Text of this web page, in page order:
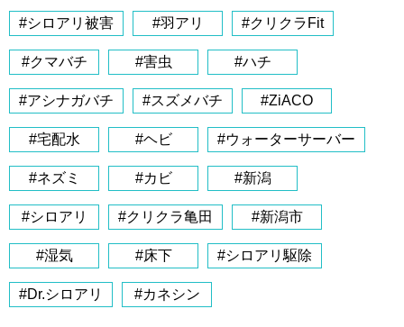
#シロアリ被害 #羽アリ #クリクラFit
#クマバチ #害虫 #ハチ
#アシナガバチ #スズメバチ #ZiACO
#宅配水 #ヘビ #ウォーターサーバー
#ネズミ #カビ #新潟
#シロアリ #クリクラ亀田 #新潟市
#湿気 #床下 #シロアリ駆除
#Dr.シロアリ #カネシン